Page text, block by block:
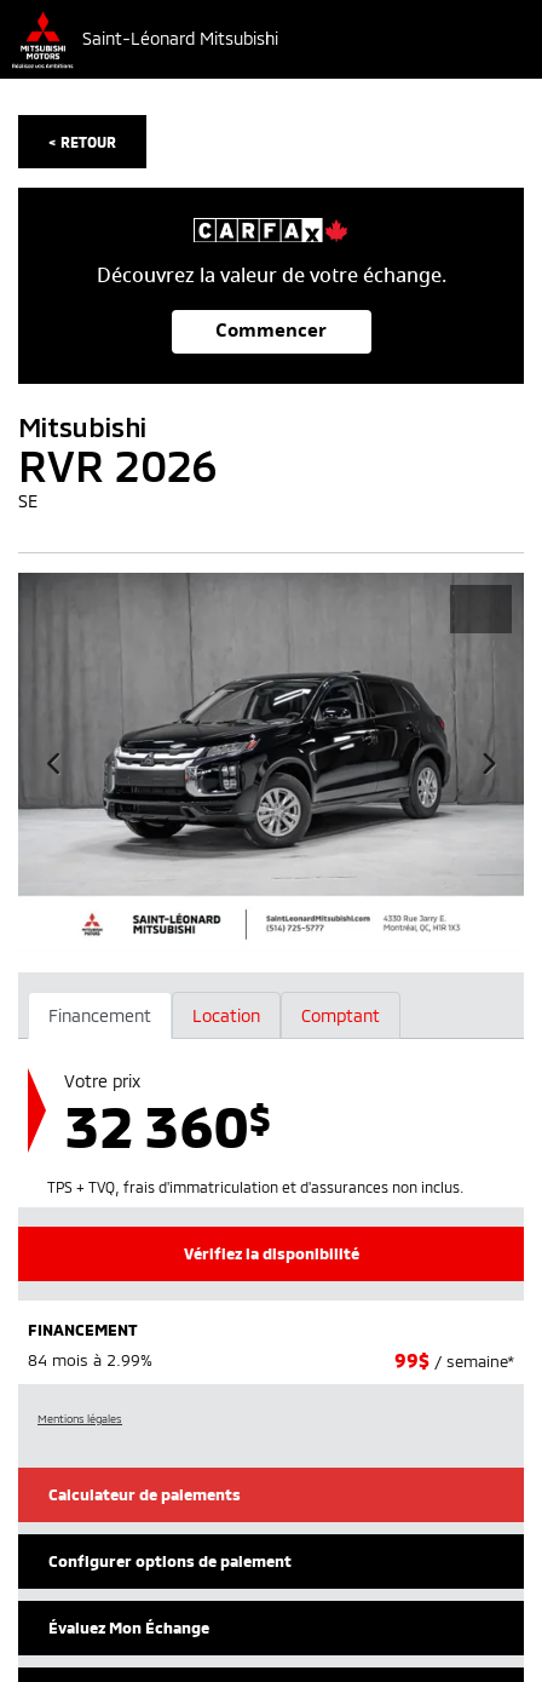
Saint-Léonard Mitsubishi
< RETOUR
Découvrez la valeur de votre échange.
Commencer
Mitsubishi
RVR 2026
SE
Financement Location Comptant
Votre prix
32 360$
TPS + TVQ, frais d'immatriculation et d'assurances non inclus.
Vérifiez la disponibilité
FINANCEMENT
84 mois à 2.99%
99$ / semaine*
Mentions légales
Calculateur de paiements
Configurer options de paiement
Évaluez Mon Échange